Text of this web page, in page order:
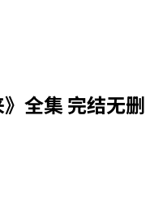
》全集 完结无删